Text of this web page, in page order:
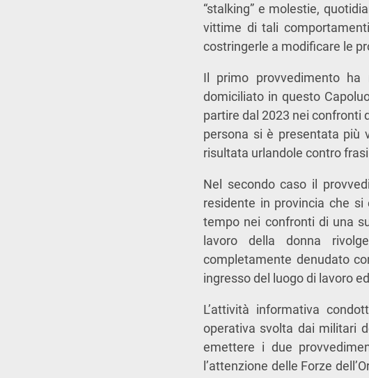
“stalking” e molestie,
vittime di tali
costringerle a modificare le
Il primo provvedimento
domiciliato in questo
partire dal 2023 nei confronti
persona si è presentata più
risultata urlandole contro
Nel secondo caso il
residente in provincia che
tempo nei confronti di una
lavoro della donna
completamente denudato
ingresso del luogo di lavoro
L’attività informativa
operativa svolta dai militari
emettere i due
l’attenzione delle Forze